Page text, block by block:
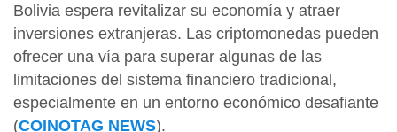
Bolivia espera revitalizar su economía y atraer
inversiones extranjeras. Las criptomonedas pueden
ofrecer una vía para superar algunas de las
limitaciones del sistema financiero tradicional,
especialmente en un entorno económico desafiante​
(COINOTAG NEWS)​.